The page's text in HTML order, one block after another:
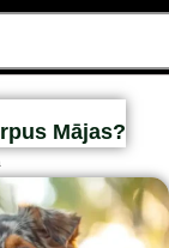
Mājas?